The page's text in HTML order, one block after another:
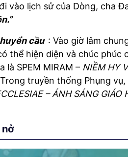
vào lịch sử của Dòng, cha
cầu : Vào giờ lâm
thể hiện diện và chúc phúc
là SPEM MIRAM – NIỀM HY
truyền thống Phụng
– ÁNH SÁNG GIÁO
nở